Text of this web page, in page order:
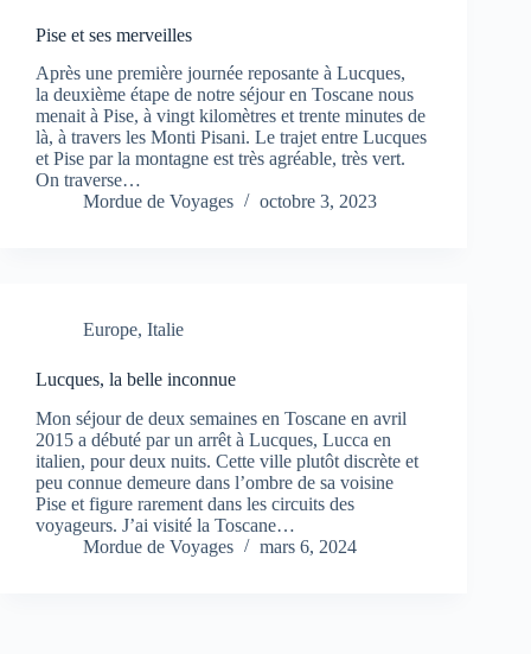
Pise et ses merveilles
Après une première journée reposante à Lucques,
la deuxième étape de notre séjour en Toscane nous
menait à Pise, à vingt kilomètres et trente minutes de
là, à travers les Monti Pisani. Le trajet entre Lucques
et Pise par la montagne est très agréable, très vert.
On traverse…
Mordue de Voyages
octobre 3, 2023
Europe, Italie
Lucques, la belle inconnue
Mon séjour de deux semaines en Toscane en avril
2015 a débuté par un arrêt à Lucques, Lucca en
italien, pour deux nuits. Cette ville plutôt discrète et
peu connue demeure dans l’ombre de sa voisine
Pise et figure rarement dans les circuits des
voyageurs. J’ai visité la Toscane…
Mordue de Voyages
mars 6, 2024